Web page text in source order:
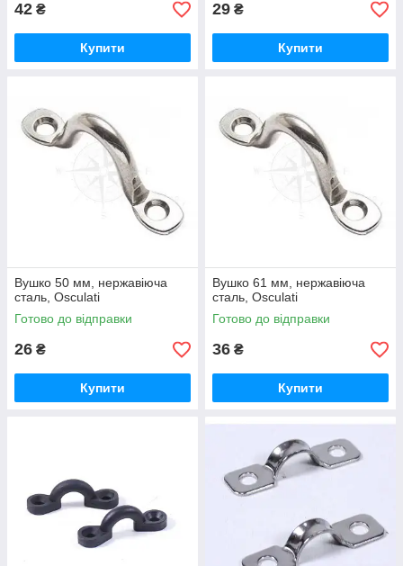
42 ₴
Купити
29 ₴
Купити
Вушко 50 мм, нержавіюча
сталь, Osculati
Готово до відправки
26 ₴
Купити
Вушко 61 мм, нержавіюча
сталь, Osculati
Готово до відправки
36 ₴
Купити